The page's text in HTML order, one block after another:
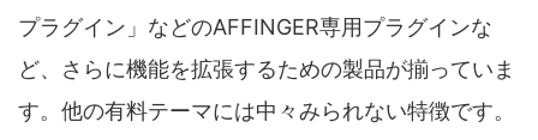
プラグイン」などのAFFINGER専用プラグインな
ど、さらに機能を拡張するための製品が揃っていま
す。他の有料テーマには中々みられない特徴です。